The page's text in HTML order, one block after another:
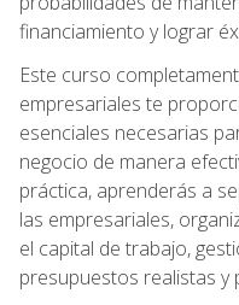
financiamiento y lograr
Este curso
empresariales te
esenciales necesarias
negocio de manera
práctica, aprenderás a
las empresariales,
el capital de trabajo,
presupuestos realistas y